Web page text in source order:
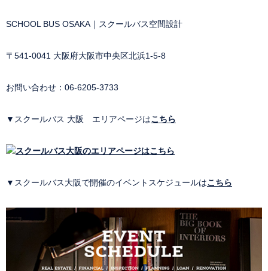
SCHOOL BUS OSAKA｜スクールバス空間設計
〒541-0041 大阪府大阪市中央区北浜1-5-8
お問い合わせ： 06-6205-3733
▼スクールバス 大阪 エリアページはこちら
▼スクールバス大阪で開催のイベントスケジュールはこちら